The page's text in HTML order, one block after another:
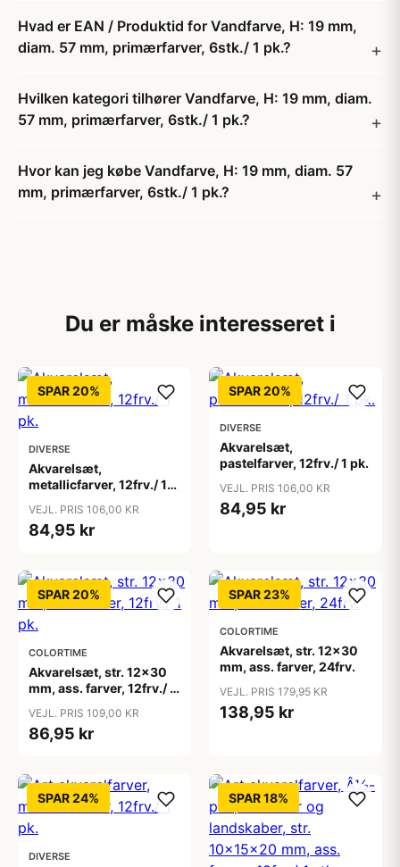
Hvad er EAN / Produktid for Vandfarve, H: 19 mm,
diam. 57 mm, primærfarver, 6stk./ 1 pk.?
Hvilken kategori tilhører Vandfarve, H: 19 mm, diam.
57 mm, primærfarver, 6stk./ 1 pk.?
Hvor kan jeg købe Vandfarve, H: 19 mm, diam. 57
mm, primærfarver, 6stk./ 1 pk.?
Du er måske interesseret i
SPAR 20%
DIVERSE
Akvarelsæt,
metallicfarver, 12frv./ 1
VEJL. PRIS 106,00 KR
84,95 kr
SPAR 20%
DIVERSE
Akvarelsæt,
pastelfarver, 12frv./ 1 pk.
VEJL. PRIS 106,00 KR
84,95 kr
SPAR 20%
COLORTIME
Akvarelsæt, str. 12x30
mm, ass. farver, 12frv./ 1
VEJL. PRIS 109,00 KR
86,95 kr
SPAR 23%
COLORTIME
Akvarelsæt, str. 12x30
mm, ass. farver, 24frv.
VEJL. PRIS 179,95 KR
138,95 kr
SPAR 24%
DIVERSE
SPAR 18%